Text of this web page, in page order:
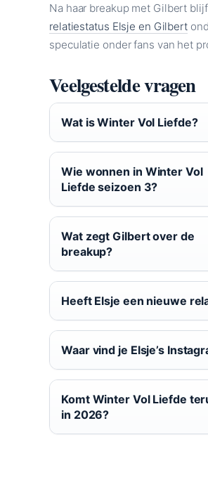
Na haar breakup met Gilbert
relatiestatus Elsje en Gilbert
speculatie onder fans van het
Veelgestelde vragen
Wat is Winter Vol Liefde?
Wie wonnen in Winter Vol
Liefde seizoen 3?
Wat zegt Gilbert over de
breakup?
Heeft Elsje een nieuwe
Waar vind je Elsje’s
Komt Winter Vol Liefde
in 2026?